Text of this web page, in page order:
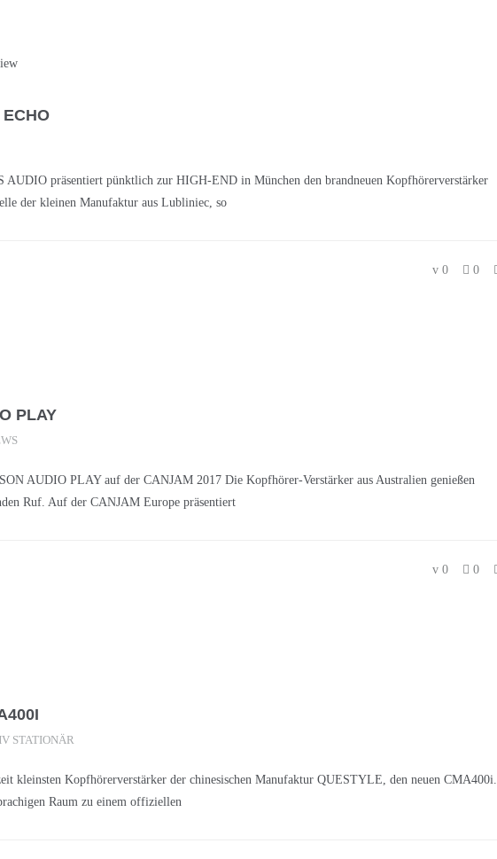
AUDIO präsentiert pünktlich zur HIGH-END in München den brandneuen Kopfhörerverstärker
der kleinen Manufaktur aus Lubliniec, so
0 0
PLAY
AUDIO PLAY auf der CANJAM 2017 Die Kopfhörer-Verstärker aus Australien genießen
Ruf. Auf der CANJAM Europe präsentiert
0 0
STATIONÄR
kleinsten Kopfhörerverstärker der chinesischen Manufaktur QUESTYLE, den neuen CMA400i.
Raum zu einem offiziellen